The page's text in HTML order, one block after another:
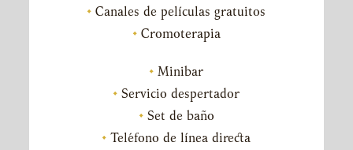
Canales de películas gratuitos
Cromoterapia
Minibar
Servicio despertador
Set de baño
Teléfono de línea directa